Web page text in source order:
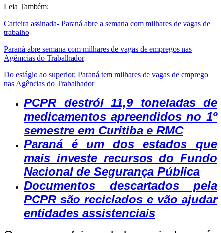
Leia Também:
Carteira assinada- Paraná abre a semana com milhares de vagas de
trabalho
Paraná abre semana com milhares de vagas de empregos nas
Agêmcias do Trabalhador
Do estágio ao superior: Paraná tem milhares de vagas de emprego
nas Agências do Trabalhador
PCPR destrói 11,9 toneladas de
medicamentos apreendidos no 1º
semestre em Curitiba e RMC
Paraná é um dos estados que
mais investe recursos do Fundo
Nacional de Segurança Pública
Documentos descartados pela
PCPR são reciclados e vão ajudar
entidades assistenciais